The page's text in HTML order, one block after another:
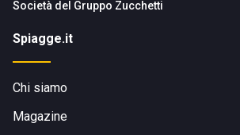
Società del Gruppo Zucchetti
Spiagge.it
Chi siamo
Magazine